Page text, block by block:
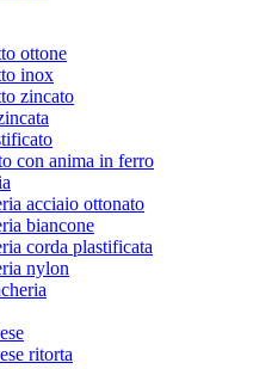
ottone
inox
zincato
con anima in ferro
acciaio ottonato
biancone
corda plastificata
nylon
ritorta